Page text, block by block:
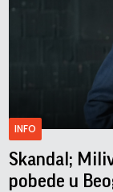
INFO
Skandal;
pobede u